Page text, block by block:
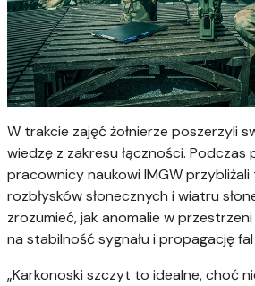
W trakcie zajęć żołnierze poszerzyli
wiedzę z zakresu łączności.
pracownicy naukowi IMGW
rozbłysków słonecznych i wiatru
zrozumieć, jak anomalie w
na stabilność sygnału i propagację
„Karkonoski szczyt to idealne, choć